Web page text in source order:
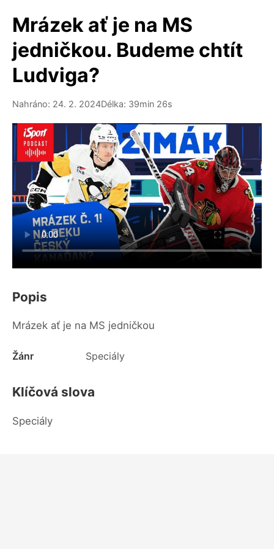
Mrázek ať je na MS
jedničkou. Budeme chtít
Ludviga?
Nahráno: 24. 2. 2024Délka: 39min 26s
Popis
Mrázek ať je na MS jedničkou
Žánr Speciály
Klíčová slova
Speciály